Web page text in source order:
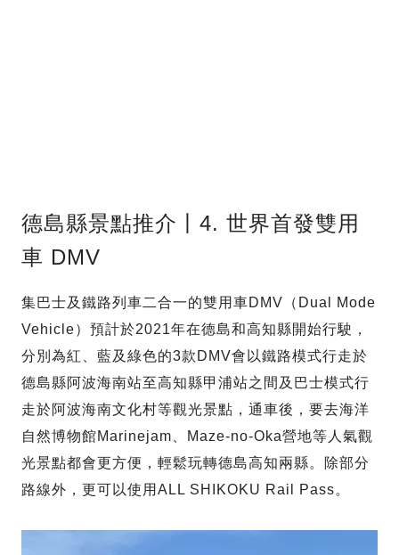
德島縣景點推介丨4. 世界首發雙用
車 DMV
集巴士及鐵路列車二合一的雙用車DMV（Dual Mode
Vehicle）預計於2021年在德島和高知縣開始行駛，
分別為紅、藍及綠色的3款DMV會以鐵路模式行走於
德島縣阿波海南站至高知縣甲浦站之間及巴士模式行
走於阿波海南文化村等觀光景點，通車後，要去海洋
自然博物館Marinejam、Maze-no-Oka營地等人氣觀
光景點都會更方便，輕鬆玩轉德島高知兩縣。除部分
路線外，更可以使用ALL SHIKOKU Rail Pass。